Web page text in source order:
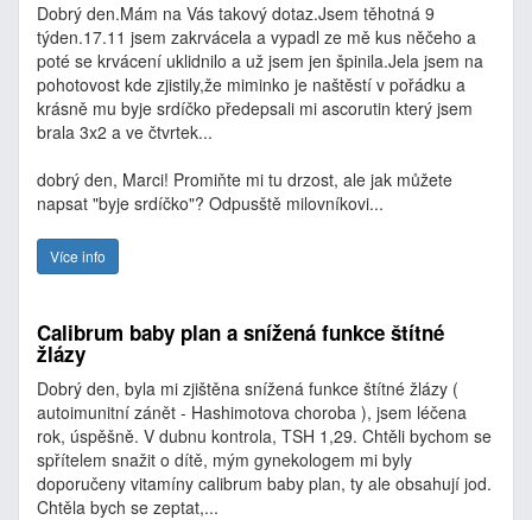
Dobrý den.Mám na Vás takový dotaz.Jsem těhotná 9
týden.17.11 jsem zakrvácela a vypadl ze mě kus něčeho a
poté se krvácení uklidnilo a už jsem jen špinila.Jela jsem na
pohotovost kde zjistily,že miminko je naštěstí v pořádku a
krásně mu byje srdíčko předepsali mi ascorutin který jsem
brala 3x2 a ve čtvrtek...
dobrý den, Marci! Promiňte mi tu drzost, ale jak můžete
napsat "byje srdíčko"? Odpusště milovníkovi...
Více info
Calibrum baby plan a snížená funkce štítné
žlázy
Dobrý den, byla mi zjištěna snížená funkce štítné žlázy (
autoimunitní zánět - Hashimotova choroba ), jsem léčena
rok, úspěšně. V dubnu kontrola, TSH 1,29. Chtěli bychom se
spřítelem snažit o dítě, mým gynekologem mi byly
doporučeny vitamíny calibrum baby plan, ty ale obsahují jod.
Chtěla bych se zeptat,...